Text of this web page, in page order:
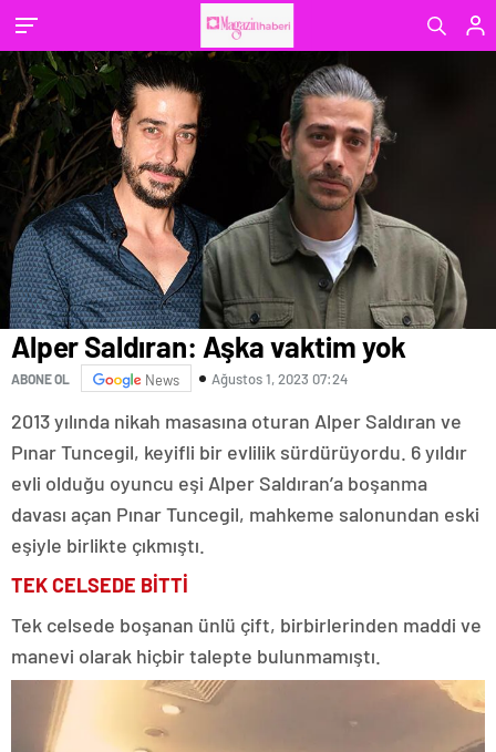
Alper Saldıran: Aşka vaktim yok
ABONE OL News Ağustos 1, 2023 07:24
2013 yılında nikah masasına oturan Alper Saldıran ve
Pınar Tuncegil, keyifli bir evlilik sürdürüyordu. 6 yıldır
evli olduğu oyuncu eşi Alper Saldıran’a boşanma
davası açan Pınar Tuncegil, mahkeme salonundan eski
eşiyle birlikte çıkmıştı.
TEK CELSEDE BİTTİ
Tek celsede boşanan ünlü çift, birbirlerinden maddi ve
manevi olarak hiçbir talepte bulunmamıştı.